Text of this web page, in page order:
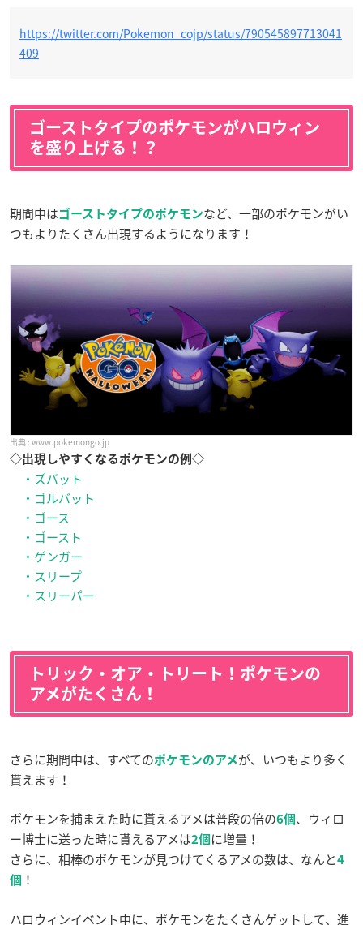
https://twitter.com/Pokemon_cojp/status/790545897713041
409
ゴーストタイプのポケモンがハロウィン
を盛り上げる！？
期間中は ゴーストタイプのポケモンなど、一部のポケモンがい
つもよりたくさん出現するようになります！
www.pokemongo.jp
◇出現しやすくなるポケモンの例◇
・ズバット
・ゴルバット
・ゴース
・ゴースト
・ゲンガー
・スリープ
・スリーパー
トリック・オア・トリート！ポケモンの
アメがたくさん！
さらに期間中は、すべてのポケモンのアメが、いつもより多く
貰えます！
ポケモンを捕まえた時に貰えるアメは普段の倍の6個 、ウィロ
ー博士に送った時に貰えるアメは2個 に増量！
さらに、相棒のポケモンが見つけてくるアメの数は、なんと4
個 ！
ハロウィンイベント中に、ポケモンをたくさんゲットして、進